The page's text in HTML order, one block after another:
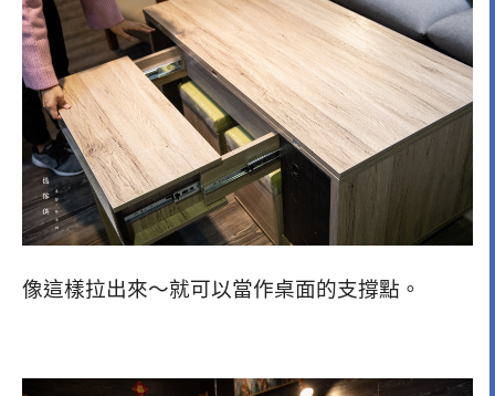
像這樣拉出來～就可以當作桌面的支撐點。